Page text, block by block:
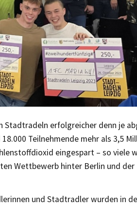
Stadtradeln erfolgreicher denn je
Teilnehmende mehr als 3,5
eingespart – so viele
Wettbewerb hinter Berlin und der
und Stadtradler wurden in